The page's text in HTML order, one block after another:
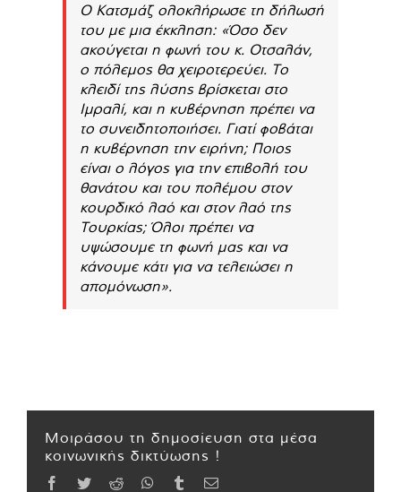
Ο Κατσμάζ ολοκλήρωσε τη δήλωσή
του με μια έκκληση: «Όσο δεν
ακούγεται η φωνή του κ. Οτσαλάν,
ο πόλεμος θα χειροτερεύει. Το
κλειδί της λύσης βρίσκεται στο
Ιμραλί, και η κυβέρνηση πρέπει να
το συνειδητοποιήσει. Γιατί φοβάται
η κυβέρνηση την ειρήνη; Ποιος
είναι ο λόγος για την επιβολή του
θανάτου και του πολέμου στον
κουρδικό λαό και στον λαό της
Τουρκίας; Όλοι πρέπει να
υψώσουμε τη φωνή μας και να
κάνουμε κάτι για να τελειώσει η
απομόνωση».
Μοιράσου τη δημοσίευση στα μέσα
κοινωνικής δικτύωσης !
Facebook
TwitterReddit WhatsApp
TumblrEmail